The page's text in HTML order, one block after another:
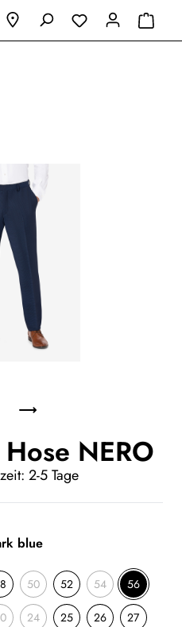
NERO
2-5 Tage
blue
50 52 54 56
24 25 26 27